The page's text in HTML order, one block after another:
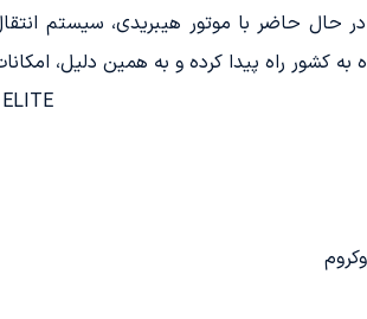
به کشور راه پیدا کرده و به همین دلیل،
ELITE